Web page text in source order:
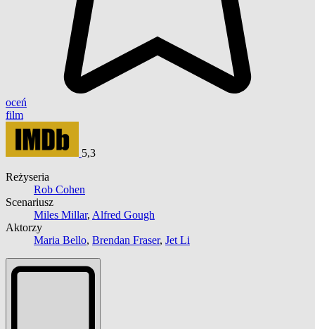
oceń
film
5,3
Reżyseria
Rob Cohen
Scenariusz
Miles Millar, Alfred Gough
Aktorzy
Maria Bello, Brendan Fraser, Jet Li